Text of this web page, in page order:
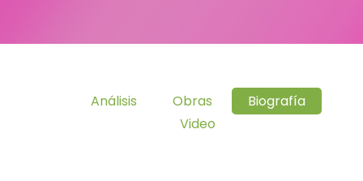
Análisis Obras
Biografía
Video